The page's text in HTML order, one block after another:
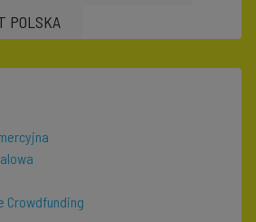
POLSKA
Crowdfunding